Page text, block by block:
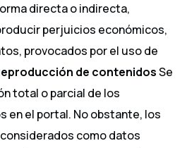
directa o indirecta,
perjuicios económicos,
provocados por el uso de
de contenidosSe
total o parcial de los
en el portal. No obstante, los
como datos